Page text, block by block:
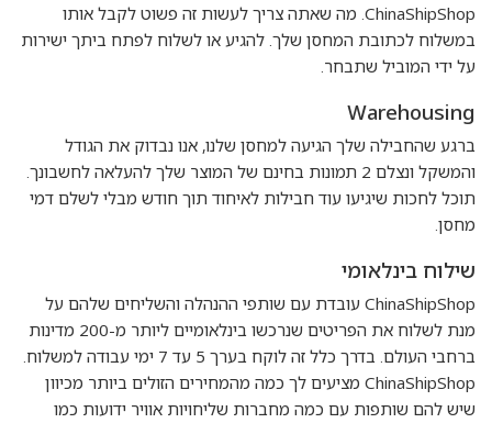
ChinaShipShop. מה שאתה צריך לעשות זה פשוט לקבל אותו
במשלוח לכתובת המחסן שלך. להגיע או לשלוח לפתח ביתך ישירות
על ידי המוביל שתבחר.
Warehousing
ברגע שהחבילה שלך הגיעה למחסן שלנו, אנו נבדוק את הגודל
והמשקל ונצלם 2 תמונות בחינם של המוצר שלך להעלאה לחשבונך.
תוכל לחכות שיגיעו עוד חבילות לאיחוד תוך חודש מבלי לשלם דמי
מחסן.
שילוח בינלאומי
ChinaShipShop עובדת עם שותפי ההנהלה והשליחים שלהם על
מנת לשלוח את הפריטים שנרכשו בינלאומיים ליותר מ-200 מדינות
ברחבי העולם. בדרך כלל זה לוקח בערך 5 עד 7 ימי עבודה למשלוח.
ChinaShipShop מציעים לך כמה מהמחירים הזולים ביותר מכיוון
שיש להם שותפות עם כמה מחברות שליחויות אוויר ידועות כמו